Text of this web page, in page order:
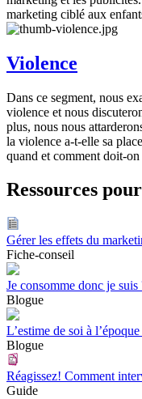
marketing ciblé aux
Violence
Dans ce segment, nous
violence et nous
plus, nous nous
la violence a-t-elle sa
quand et comment doit-on
Ressources
Gérer les effets du
Fiche-conseil
Je consomme donc je suis
Blogue
L’estime de soi à
Blogue
Réagissez! Comment
Guide